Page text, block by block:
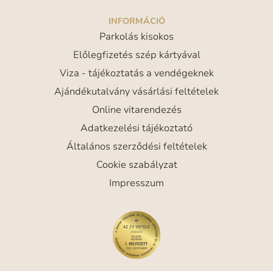
INFORMÁCIÓ
Parkolás kisokos
Előlegfizetés szép kártyával
Viza - tájékoztatás a vendégeknek
Ajándékutalvány vásárlási feltételek
Online vitarendezés
Adatkezelési tájékoztató
Általános szerződési feltételek
Cookie szabályzat
Impresszum